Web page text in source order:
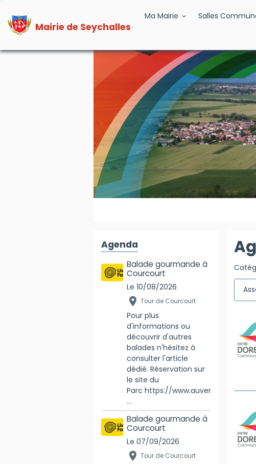
Mairie de Seychalles
Ma Mairie Salles
Agenda
Balade gourmande à
Courcourt
Le 10/08/2026
Tour de Courcourt
Pour plus
d'informations ou
découvrir d'autres
balades n'hésitez à
consulter l'article
dédié. Réservation sur
le site du
Parc https://www.auver
...
Balade gourmande à
Courcourt
Le 07/09/2026
Tour de Courcourt